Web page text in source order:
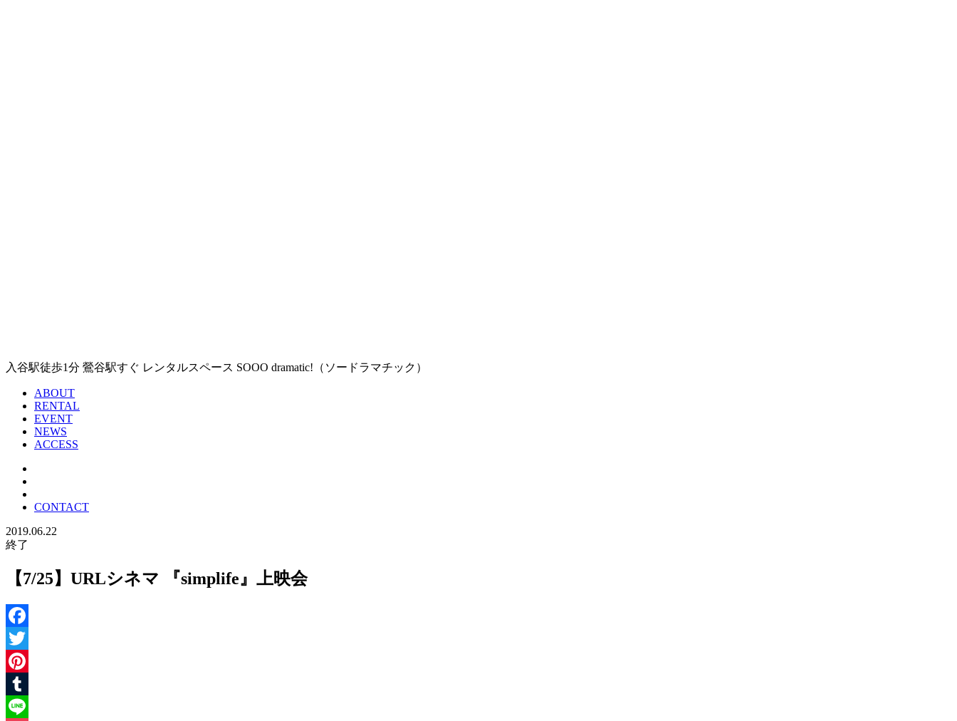
入谷駅徒歩1分 鶯谷駅すぐ レンタルスペース SOOO dramatic!（ソードラマチック）
ABOUT
RENTAL
EVENT
NEWS
ACCESS
CONTACT
2019.06.22
終了
【7/25】URLシネマ 『simplife』上映会
Facebook
Twitter
Pinterest
Tumblr